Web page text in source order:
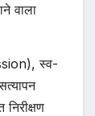
वाला
स्व-